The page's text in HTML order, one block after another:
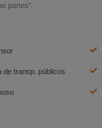
partes”.
de transp. públicos